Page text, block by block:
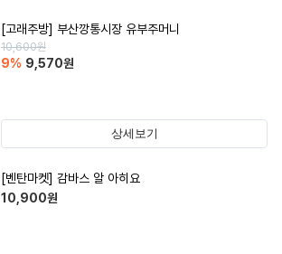
[고래주방] 부산깡통시장 유부주머니
10,600원
9% 9,570원
상세보기
[벤탄마켓] 감바스 알 아히요
10,900원